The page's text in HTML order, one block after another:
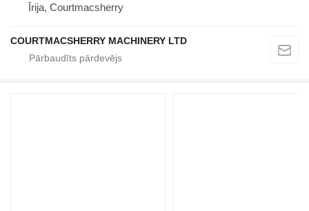
Īrija, Courtmacsherry
COURTMACSHERRY MACHINERY LTD